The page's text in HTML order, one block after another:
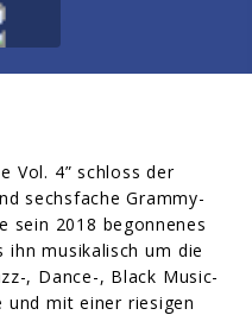
Vol. 4” schloss der
sechsfache Grammy-
sein 2018 begonnenes
ihn musikalisch um die
, Dance-, Black Music-
und mit einer riesigen